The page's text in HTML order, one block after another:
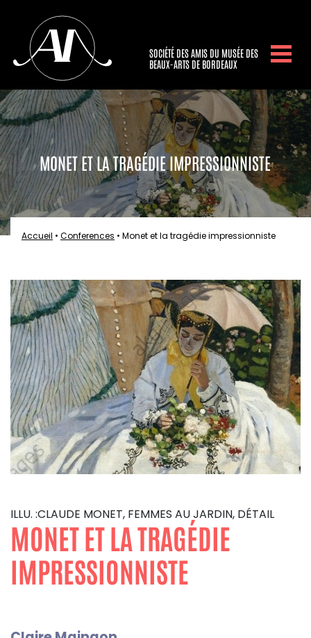
SOCIÉTÉ DES AMIS DU MUSÉE DES
BEAUX-ARTS DE BORDEAUX
MONET ET LA TRAGÉDIE IMPRESSIONNISTE
Accueil • Conferences • Monet et la tragédie impressionniste
ILLU. :CLAUDE MONET, FEMMES AU JARDIN, DÉTAIL
MONET ET LA TRAGÉDIE
IMPRESSIONNISTE